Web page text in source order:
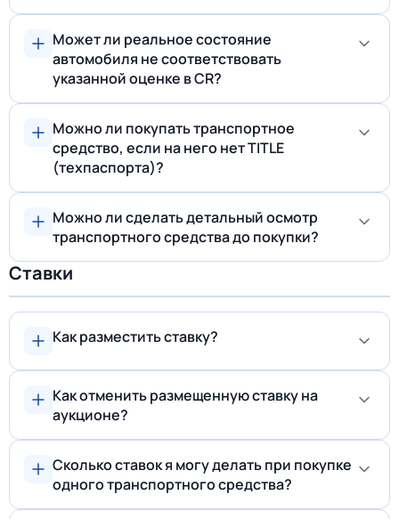
Может ли реальное состояние
автомобиля не соответствовать
указанной оценке в CR?
Можно ли покупать транспортное
средство, если на него нет TITLE
(техпаспорта)?
Можно ли сделать детальный осмотр
транспортного средства до покупки?
Ставки
Как разместить ставку?
Как отменить размещенную ставку на
аукционе?
Сколько ставок я могу делать при покупке
одного транспортного средства?